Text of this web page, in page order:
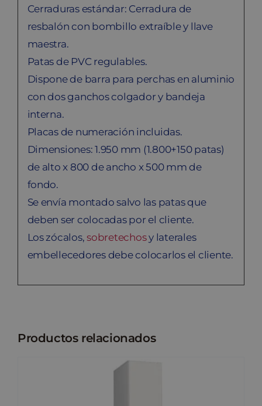
Cerraduras estándar: Cerradura de
resbalón con bombillo extraíble y llave
maestra.
Patas de PVC regulables.
Dispone de barra para perchas en aluminio
con dos ganchos colgador y bandeja
interna.
Placas de numeración incluidas.
Dimensiones: 1.950 mm (1.800+150 patas)
de alto x 800 de ancho x 500 mm de
fondo.
Se envía montado salvo las patas que
deben ser colocadas por el cliente.
Los zócalos,sobretechosy laterales
embellecedores debe colocarlos el cliente.
Productos relacionados